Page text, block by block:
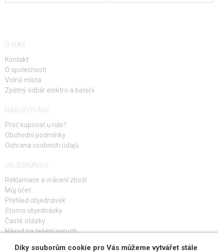
O NÁS
Kontakt
O společnosti
Volná místa
Zpětný odběr elektro a baterií
NAKUPOVÁNÍ
Proč kupovat u nás?
Obchodní podmínky
Ochrana osobních údajů
OBJEDNÁVKY
Reklamace a vrácení zboží
Můj účet
Přehled objednávek
Storno objednávky
Časté otázky
Návod na řešení poruch
Díky souborům cookie pro Vás můžeme vytvářet stále